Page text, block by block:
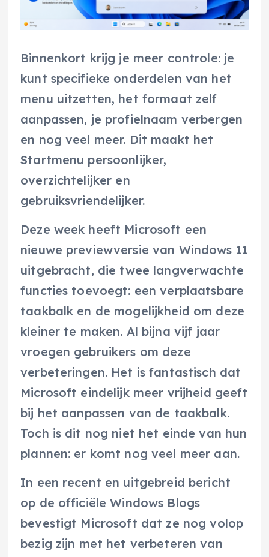
Binnenkort krijg je meer controle: je
kunt specifieke onderdelen van het
menu uitzetten, het formaat zelf
aanpassen, je profielnaam verbergen
en nog veel meer. Dit maakt het
Startmenu persoonlijker,
overzichtelijker en
gebruiksvriendelijker.
Deze week heeft Microsoft een
nieuwe previewversie van Windows 11
uitgebracht, die twee langverwachte
functies toevoegt: een verplaatsbare
taakbalk en de mogelijkheid om deze
kleiner te maken. Al bijna vijf jaar
vroegen gebruikers om deze
verbeteringen. Het is fantastisch dat
Microsoft eindelijk meer vrijheid geeft
bij het aanpassen van de taakbalk.
Toch is dit nog niet het einde van hun
plannen: er komt nog veel meer aan.
In een recent en uitgebreid bericht
op de officiële Windows Blogs
bevestigt Microsoft dat ze nog volop
bezig zijn met het verbeteren van